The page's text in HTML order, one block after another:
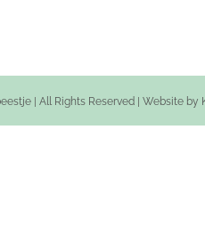
| All Rights Reserved | Website by